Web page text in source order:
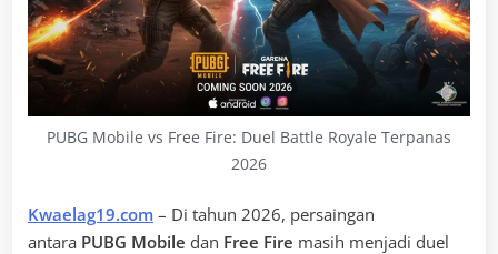
PUBG Mobile vs Free Fire: Duel Battle Royale Terpanas
2026
Kwaelag19.com – Di tahun 2026, persaingan
antara PUBG Mobile dan Free Fire masih menjadi duel